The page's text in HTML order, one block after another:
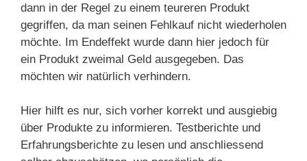
dann in der Regel zu einem teureren Produkt
gegriffen, da man seinen Fehlkauf nicht wiederholen
möchte. Im Endeffekt wurde dann hier jedoch für
ein Produkt zweimal Geld ausgegeben. Das
möchten wir natürlich verhindern.
Hier hilft es nur, sich vorher korrekt und ausgiebig
über Produkte zu informieren. Testberichte und
Erfahrungsberichte zu lesen und anschliessend